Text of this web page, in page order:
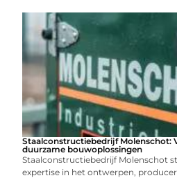
Staalconstructiebedrijf Molenschot:
duurzame bouwoplossingen
Staalconstructiebedrijf Molenschot
expertise in het ontwerpen,